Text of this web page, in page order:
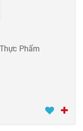
Phẩm